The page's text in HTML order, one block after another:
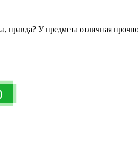
У предмета отличная